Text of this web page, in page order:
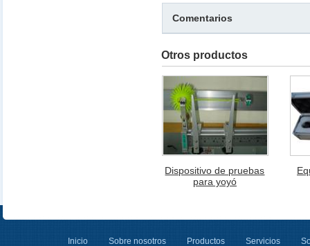
Comentarios
Otros productos
Dispositivo de pruebas
para yoyó
Inicio Sobre nosotros Productos Servicios